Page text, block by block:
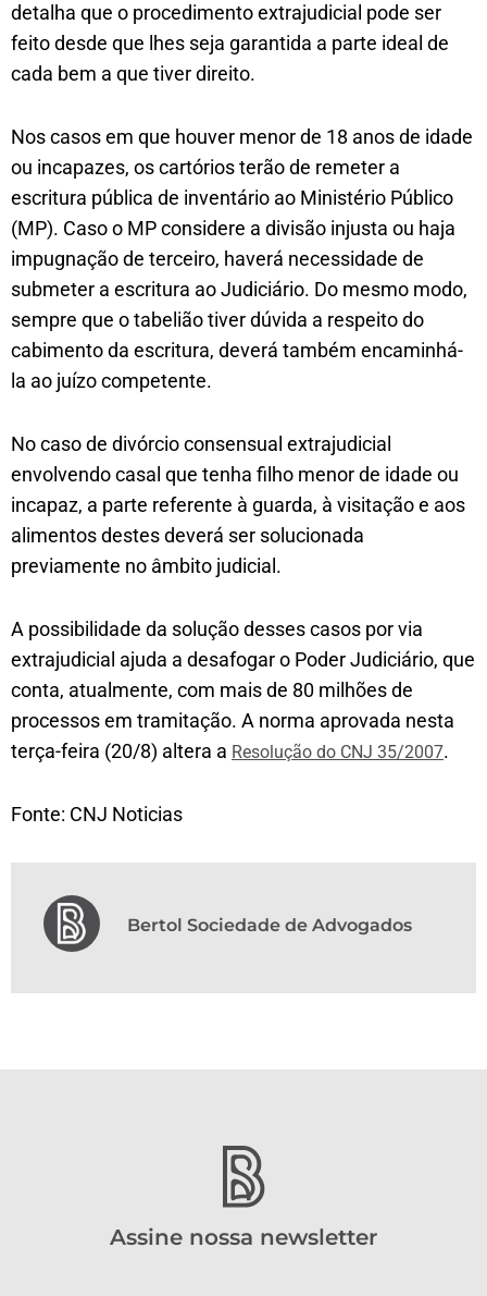
detalha que o procedimento extrajudicial pode ser
feito desde que lhes seja garantida a parte ideal de
cada bem a que tiver direito.
Nos casos em que houver menor de 18 anos de idade
ou incapazes, os cartórios terão de remeter a
escritura pública de inventário ao Ministério Público
(MP). Caso o MP considere a divisão injusta ou haja
impugnação de terceiro, haverá necessidade de
submeter a escritura ao Judiciário. Do mesmo modo,
sempre que o tabelião tiver dúvida a respeito do
cabimento da escritura, deverá também encaminhá-
la ao juízo competente.
No caso de divórcio consensual extrajudicial
envolvendo casal que tenha filho menor de idade ou
incapaz, a parte referente à guarda, à visitação e aos
alimentos destes deverá ser solucionada
previamente no âmbito judicial.
A possibilidade da solução desses casos por via
extrajudicial ajuda a desafogar o Poder Judiciário, que
conta, atualmente, com mais de 80 milhões de
processos em tramitação. A norma aprovada nesta
terça-feira (20/8) altera a Resolução do CNJ 35/2007.
Fonte: CNJ Noticias
Bertol Sociedade de Advogados
Assine nossa newsletter